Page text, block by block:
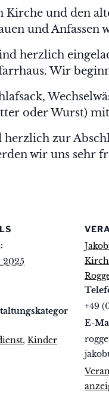
und den
und Anfassen
herzlich
Wir
oder Wurst)
zur
wir uns sehr
2025
, Kinder
+49
E-